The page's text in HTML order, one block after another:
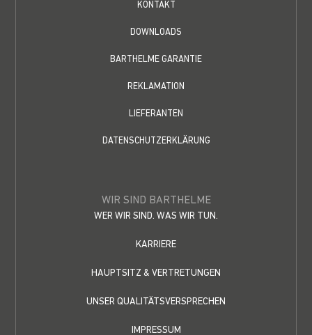
KONTAKT
DOWNLOADS
BARTHELME GARANTIE
REKLAMATION
LIEFERANTEN
DATENSCHUTZERKLÄRUNG
WIR SIND BARTHELME
WER WIR SIND. WAS WIR TUN.
KARRIERE
HAUPTSITZ & VERTRETUNGEN
UNSER QUALITÄTSVERSPRECHEN
IMPRESSUM